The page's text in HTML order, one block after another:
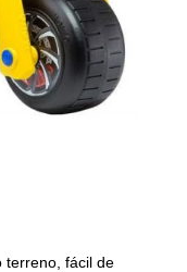
terreno, fácil de